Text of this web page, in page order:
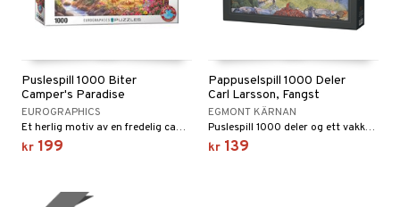
Puslespill 1000 Biter
Camper's Paradise
EUROGRAPHICS
Et herlig motiv av en fredelig campingplass.
kr 199
Pappuselspill 1000 Deler
Carl Larsson, Fangst
EGMONT KÄRNAN
Puslespill 1000 deler og ett vakkert motiv av Fangst av Carl Larsson.
kr 139